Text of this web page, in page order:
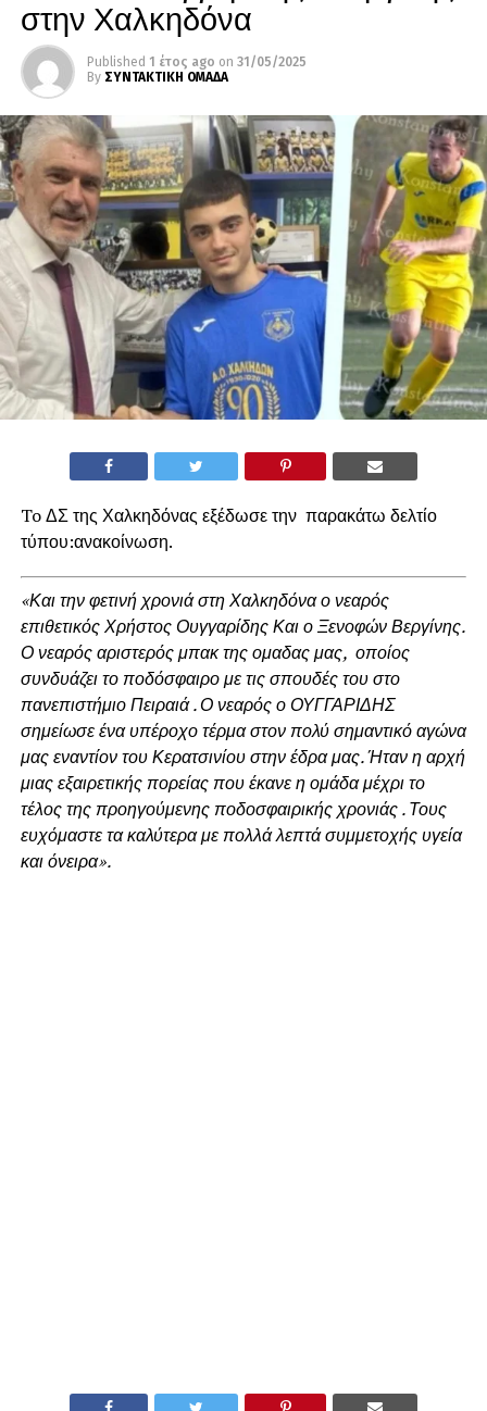
στην Χαλκηδόνα
Published 1 έτος ago on 31/05/2025
By ΣΥΝΤΑΚΤΙΚΗ ΟΜΑΔΑ
To ΔΣ της Χαλκηδόνας εξέδωσε την παρακάτω δελτίο
τύπου:ανακοίνωση.
«Και την φετινή χρονιά στη Χαλκηδόνα ο νεαρός
επιθετικός Χρήστος Ουγγαρίδης Και ο Ξενοφών Βεργίνης.
Ο νεαρός αριστερός μπακ της ομαδας μας, οποίος
συνδυάζει το ποδόσφαιρο με τις σπουδές του στο
πανεπιστήμιο Πειραιά . Ο νεαρός ο ΟΥΓΓΑΡΙΔΗΣ
σημείωσε ένα υπέροχο τέρμα στον πολύ σημαντικό αγώνα
μας εναντίον του Κερατσινίου στην έδρα μας. Ήταν η αρχή
μιας εξαιρετικής πορείας που έκανε η ομάδα μέχρι το
τέλος της προηγούμενης ποδοσφαιρικής χρονιάς . Τους
ευχόμαστε τα καλύτερα με πολλά λεπτά συμμετοχής υγεία
και όνειρα».